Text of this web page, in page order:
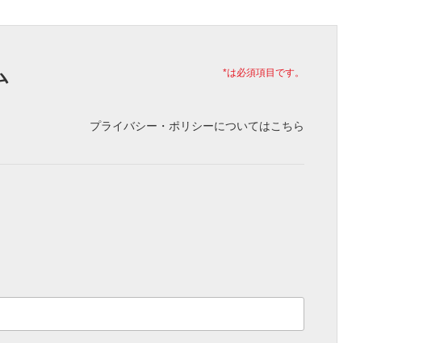
*は必須項目です。
プライバシー・ポリシーについてはこちら